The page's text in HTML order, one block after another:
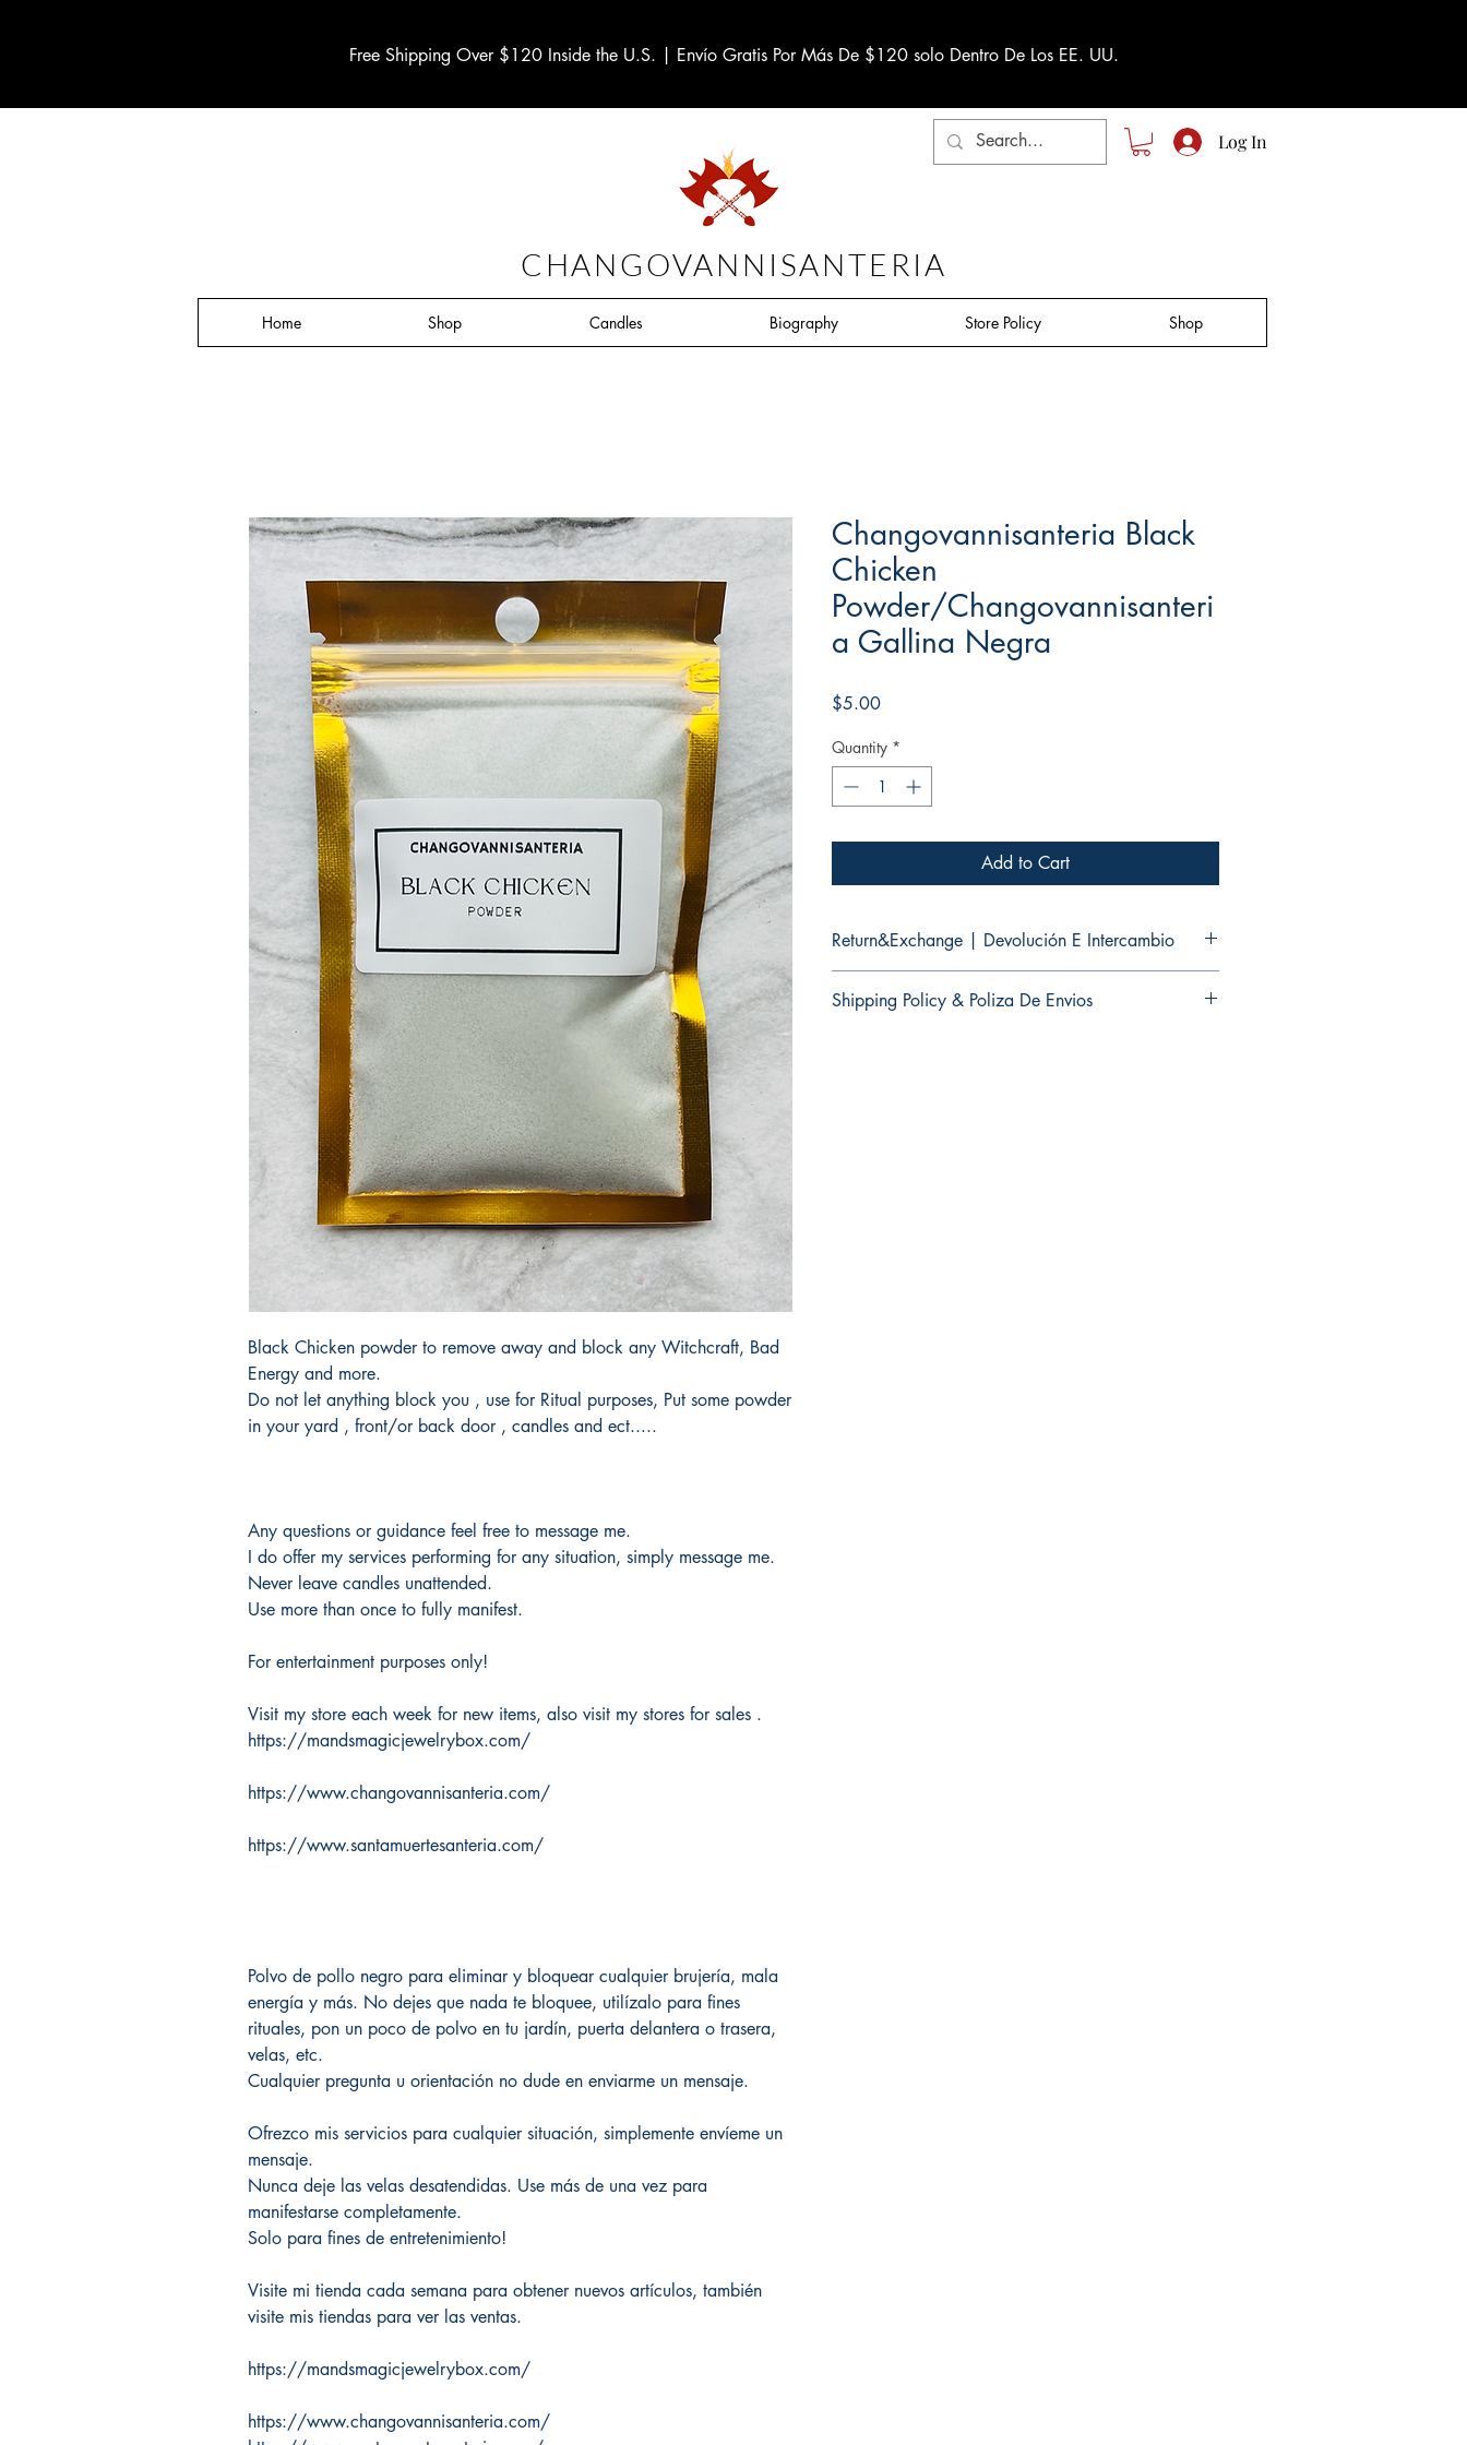
Free Shipping Over $120 Inside the U.S. | Envío Gratis Por Más De $120 solo Dentro De Los EE. UU.
CHANGOVANNISANTERIA
Log In
Home Shop Candles Biography Store Policy Shop
Black Chicken powder to remove away and block any Witchcraft, Bad
Energy and more.
Do not let anything block you , use for Ritual purposes, Put some powder
in your yard , front/or back door , candles and ect.....
Any questions or guidance feel free to message me.
I do offer my services performing for any situation, simply message me.
Never leave candles unattended.
Use more than once to fully manifest.
For entertainment purposes only!
Visit my store each week for new items, also visit my stores for sales .
https://mandsmagicjewelrybox.com/
https://www.changovannisanteria.com/
https://www.santamuertesanteria.com/
Polvo de pollo negro para eliminar y bloquear cualquier brujería, mala
energía y más. No dejes que nada te bloquee, utilízalo para fines
rituales, pon un poco de polvo en tu jardín, puerta delantera o trasera,
velas, etc.
Cualquier pregunta u orientación no dude en enviarme un mensaje.
Ofrezco mis servicios para cualquier situación, simplemente envíeme un
mensaje.
Nunca deje las velas desatendidas. Use más de una vez para
manifestarse completamente.
Solo para fines de entretenimiento!
Visite mi tienda cada semana para obtener nuevos artículos, también
visite mis tiendas para ver las ventas.
https://mandsmagicjewelrybox.com/
https://www.changovannisanteria.com/
Changovannisanteria Black
Chicken
Powder/Changovannisanteri
a Gallina Negra
$5.00Price
Quantity *
Add to Cart
Return&Exchange | Devolución E Intercambio
products.
Shipping Policy & Poliza De Envios